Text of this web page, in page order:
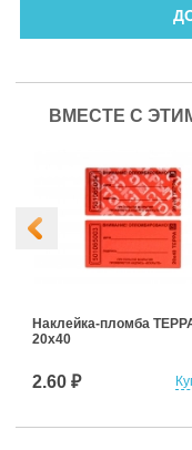
ВМЕСТЕ С
Наклейка-пломба
20х40
2.60 ₽